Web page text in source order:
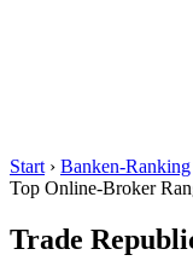
Start › Banken-Ranking
Top Online-Broker
Trade